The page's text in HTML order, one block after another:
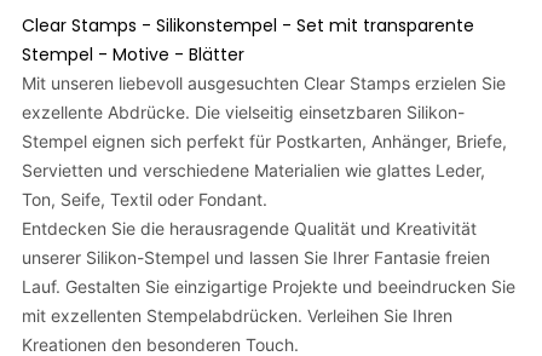
Clear Stamps - Silikonstempel - Set mit transparente
Stempel - Motive - Blätter
Mit unseren liebevoll ausgesuchten Clear Stamps erzielen Sie
exzellente Abdrücke. Die vielseitig einsetzbaren Silikon-
Stempel eignen sich perfekt für Postkarten, Anhänger, Briefe,
Servietten und verschiedene Materialien wie glattes Leder,
Ton, Seife, Textil oder Fondant.
Entdecken Sie die herausragende Qualität und Kreativität
unserer Silikon-Stempel und lassen Sie Ihrer Fantasie freien
Lauf. Gestalten Sie einzigartige Projekte und beeindrucken Sie
mit exzellenten Stempelabdrücken. Verleihen Sie Ihren
Kreationen den besonderen Touch.